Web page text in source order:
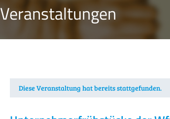
Veranstaltungen
Diese Veranstaltung hat bereits stattgefunden.